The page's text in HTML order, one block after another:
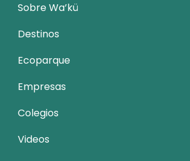
Sobre Wa’kü
Destinos
Ecoparque
Empresas
Colegios
Videos